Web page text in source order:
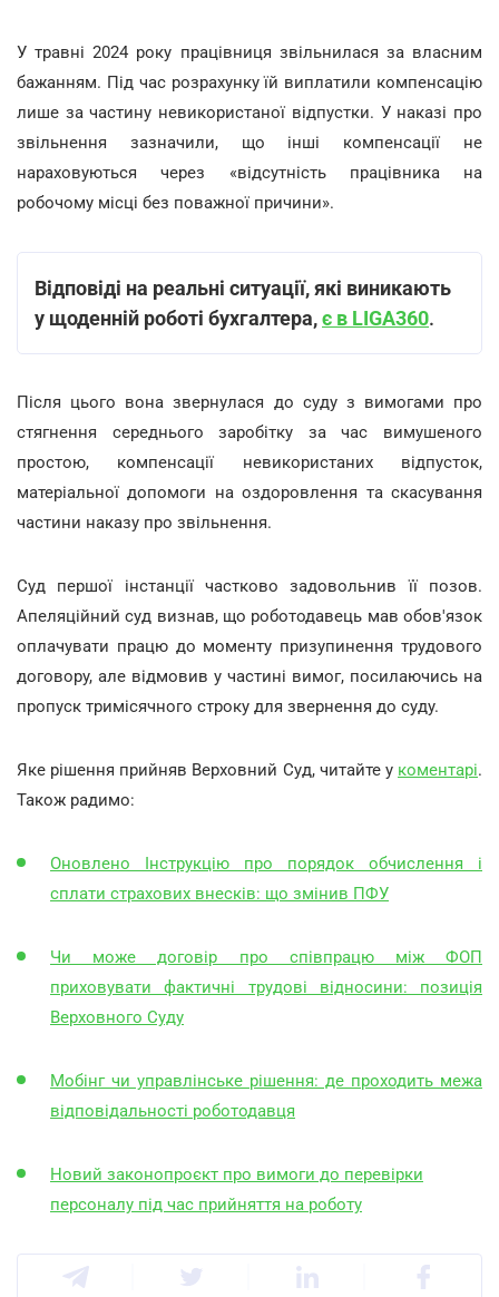
У травні 2024 року працівниця звільнилася за власним
бажанням. Під час розрахунку їй виплатили компенсацію
лише за частину невикористаної відпустки. У наказі про
звільнення зазначили, що інші компенсації не
нараховуються через «відсутність працівника на
робочому місці без поважної причини».
Відповіді на реальні ситуації, які виникають
у щоденній роботі бухгалтера,є в LIGA360.
Після цього вона звернулася до суду з вимогами про
стягнення середнього заробітку за час вимушеного
простою, компенсації невикористаних відпусток,
матеріальної допомоги на оздоровлення та скасування
частини наказу про звільнення.
Суд першої інстанції частково задовольнив її позов.
Апеляційний суд визнав, що роботодавець мав обов'язок
оплачувати працю до моменту призупинення трудового
договору, але відмовив у частині вимог, посилаючись на
пропуск тримісячного строку для звернення до суду.
Яке рішення прийняв Верховний Суд, читайте у коментарі.
Також радимо:
Оновлено Інструкцію про порядок обчислення і
сплати страхових внесків: що змінив ПФУ
Чи може договір про співпрацю між ФОП
приховувати фактичні трудові відносини: позиція
Верховного Суду
Мобінг чи управлінське рішення: де проходить межа
відповідальності роботодавця
Новий законопроєкт про вимоги до перевірки
персоналу під час прийняття на роботу